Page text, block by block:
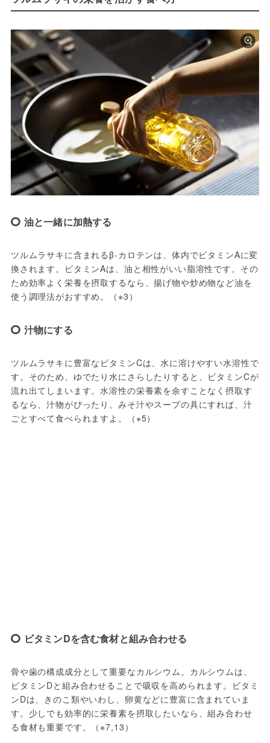
油と一緒に加熱する
ツルムラサキに含まれるβ-カロテンは、体内でビタミンAに変
換されます。ビタミンAは、油と相性がいい脂溶性です。その
ため効率よく栄養を摂取するなら、揚げ物や炒め物など油を
使う調理法がおすすめ。（※3）
汁物にする
ツルムラサキに豊富なビタミンCは、水に溶けやすい水溶性で
す。そのため、ゆでたり水にさらしたりすると、ビタミンCが
流れ出てしまいます。水溶性の栄養素を余すことなく摂取す
るなら、汁物がぴったり。みそ汁やスープの具にすれば、汁
ごとすべて食べられますよ。（※5）
ビタミンDを含む食材と組み合わせる
骨や歯の構成成分として重要なカルシウム。カルシウムは、
ビタミンDと組み合わせることで吸収を高められます。ビタミ
ンDは、きのこ類やいわし、卵黄などに豊富に含まれていま
す。少しでも効率的に栄養素を摂取したいなら、組み合わせ
る食材も重要です。（※7,13）